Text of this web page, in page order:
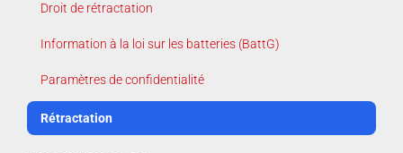
Droit de rétractation
Information à la loi sur les batteries (BattG)
Paramètres de confidentialité
Rétractation